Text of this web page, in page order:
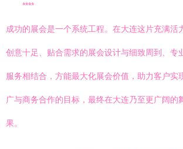
****
成功的展会是一个系统工程。在大连这片充满活
创意十足、贴合需求的展会设计与细致周到、专
服务相结合，方能最大化展会价值，助力客户实
广与商务合作的目标，最终在大连乃至更广阔的
果。